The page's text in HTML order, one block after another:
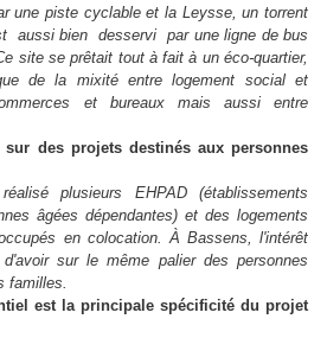
une piste cyclable et la Leysse, un torrent
aussi bien desservi par une ligne de bus
site se prêtait tout à fait à un éco-quartier,
de la mixité entre logement social et
et bureaux mais aussi entre
des projets destinés aux personnes
plusieurs EHPAD (établissements
âgées dépendantes) et des logements
en colocation. À Bassens, l'intérêt
sur le même palier des personnes
familles.
est la principale spécificité du projet